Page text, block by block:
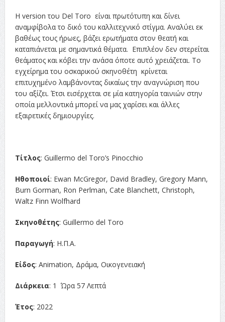
Η version του Del Toro είναι πρωτότυπη και δίνει
αναμφίβολα το δικό του καλλιτεχνικό στίγμα. Αναλύει εκ
βαθέως τους ήρωες, βάζει ερωτήματα στον θεατή και
καταπιάνεται με σημαντικά θέματα. Επιπλέον δεν στερείται
θεάματος και κόβει την ανάσα όποτε αυτό χρειάζεται. Το
εγχείρημα του οσκαρικού σκηνοθέτη κρίνεται
επιτυχημένο λαμβάνοντας δικαίως την αναγνώριση που
του αξίζει. Έτσι εισέρχεται σε μία κατηγορία ταινιών στην
οποία μελλοντικά μπορεί να μας χαρίσει και άλλες
εξαιρετικές δημιουργίες.
Τίτλος: Guillermo del Toro’s Pinocchio
Ηθοποιοί: Ewan McGregor, David Bradley, Gregory Mann,
Burn Gorman, Ron Perlman, Cate Blanchett, Christoph,
Waltz Finn Wolfhard
Σκηνοθέτης: Guillermo del Toro
Παραγωγή: Η.Π.Α.
Είδος: Animation, Δράμα, Οικογενειακή
Διάρκεια: 1 Ώρα 57 Λεπτά
Έτος: 2022